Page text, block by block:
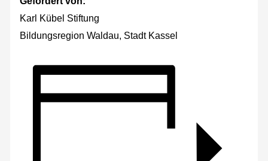
Karl Kübel Stiftung
Bildungsregion Waldau, Stadt Kassel